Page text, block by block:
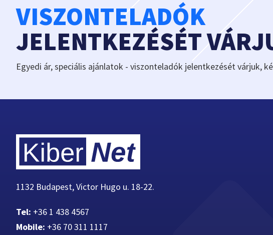
VISZONTELADÓK
JELENTKEZÉSÉT
Egyedi ár, speciális ajánlatok - viszonteladók jelentkezését várjuk,
1132 Budapest, Victor Hugo u. 18-22.
Tel: +36 1 438 4567
Mobile: +36 70 311 1117